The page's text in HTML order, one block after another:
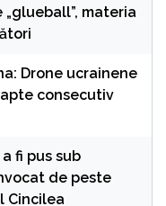
materia
Drone ucrainene
consecutiv
fi pus sub
de peste
Cincilea